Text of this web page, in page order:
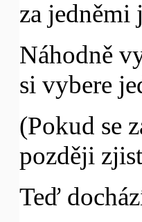
za jedněmi
Náhodně
si vybere
(Pokud se
později
Teď